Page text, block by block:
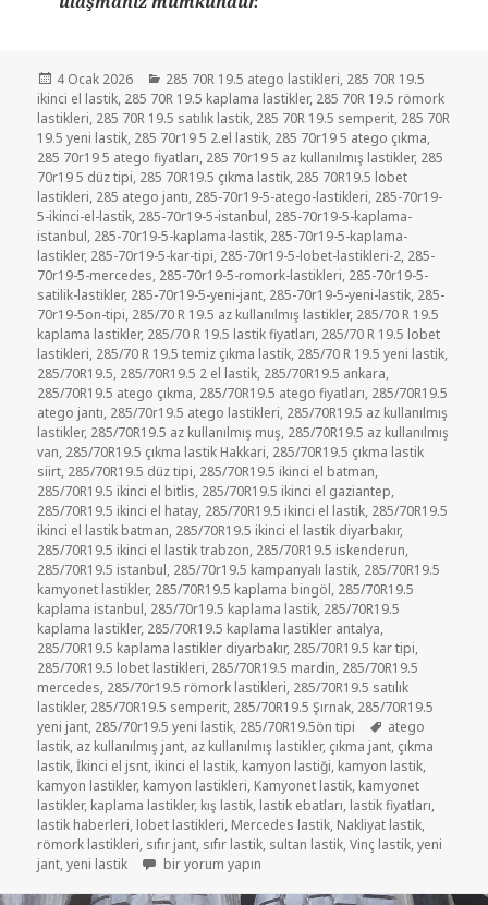
Yayın
tarihi
4 Ocak 2026 Kategoriler
285 70R 19.5 atego lastikleri, 285 70R 19.5
ikinci el lastik, 285 70R 19.5 kaplama lastikler, 285 70R 19.5 römork
lastikleri, 285 70R 19.5 satılık lastik, 285 70R 19.5 semperit, 285 70R
19.5 yeni lastik, 285 70r19 5 2.el lastik, 285 70r19 5 atego çıkma,
285 70r19 5 atego fiyatları, 285 70r19 5 az kullanılmış lastikler, 285
70r19 5 düz tipi, 285 70R19.5 çıkma lastik, 285 70R19.5 lobet
lastikleri, 285 atego jantı, 285-70r19-5-atego-lastikleri, 285-70r19-
5-ikinci-el-lastik, 285-70r19-5-istanbul, 285-70r19-5-kaplama-
istanbul, 285-70r19-5-kaplama-lastik, 285-70r19-5-kaplama-
lastikler, 285-70r19-5-kar-tipi, 285-70r19-5-lobet-lastikleri-2, 285-
70r19-5-mercedes, 285-70r19-5-romork-lastikleri, 285-70r19-5-
satilik-lastikler, 285-70r19-5-yeni-jant, 285-70r19-5-yeni-lastik, 285-
70r19-5on-tipi, 285/70 R 19.5 az kullanılmış lastikler, 285/70 R 19.5
kaplama lastikler, 285/70 R 19.5 lastik fiyatları, 285/70 R 19.5 lobet
lastikleri, 285/70 R 19.5 temiz çıkma lastik, 285/70 R 19.5 yeni lastik,
285/70R19.5, 285/70R19.5 2 el lastik, 285/70R19.5 ankara,
285/70R19.5 atego çıkma, 285/70R19.5 atego fiyatları, 285/70R19.5
atego jantı, 285/70r19.5 atego lastikleri, 285/70R19.5 az kullanılmış
lastikler, 285/70R19.5 az kullanılmış muş, 285/70R19.5 az kullanılmış
van, 285/70R19.5 çıkma lastik Hakkari, 285/70R19.5 çıkma lastik
siirt, 285/70R19.5 düz tipi, 285/70R19.5 ikinci el batman,
285/70R19.5 ikinci el bitlis, 285/70R19.5 ikinci el gaziantep,
285/70R19.5 ikinci el hatay, 285/70R19.5 ikinci el lastik, 285/70R19.5
ikinci el lastik batman, 285/70R19.5 ikinci el lastik diyarbakır,
285/70R19.5 ikinci el lastik trabzon, 285/70R19.5 iskenderun,
285/70R19.5 istanbul, 285/70r19.5 kampanyalı lastik, 285/70R19.5
kamyonet lastikler, 285/70R19.5 kaplama bingöl, 285/70R19.5
kaplama istanbul, 285/70r19.5 kaplama lastik, 285/70R19.5
kaplama lastikler, 285/70R19.5 kaplama lastikler antalya,
285/70R19.5 kaplama lastikler diyarbakır, 285/70R19.5 kar tipi,
285/70R19.5 lobet lastikleri, 285/70R19.5 mardin, 285/70R19.5
mercedes, 285/70r19.5 römork lastikleri, 285/70R19.5 satılık
lastikler, 285/70R19.5 semperit, 285/70R19.5 Şırnak, 285/70R19.5
yeni jant, 285/70r19.5 yeni lastik, 285/70R19.5ön tipi Etiketler
atego
lastik, az kullanılmış jant, az kullanılmış lastikler, çıkma jant, çıkma
lastik,İkinci el jsnt, ikinci el lastik, kamyon lastiği, kamyon lastik,
kamyon lastikler, kamyon lastikleri, Kamyonet lastik, kamyonet
lastikler, kaplama lastikler, kış lastik, lastik ebatları, lastik fiyatları,
lastik haberleri, lobet lastikleri, Mercedes lastik, Nakliyat lastik,
römork lastikleri, sıfır jant, sıfır lastik, sultan lastik,Vinç lastik,yeni
jant,yeni lastik ATEGO JANT VE LASTİK 285-70R19.5 için
bir yorum yapın